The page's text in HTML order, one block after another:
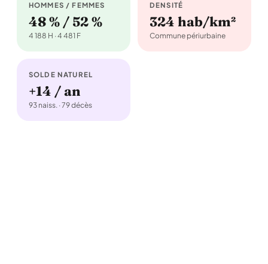
HOMMES / FEMMES
48 % / 52 %
4 188 H · 4 481 F
DENSITÉ
324 hab/km²
Commune périurbaine
SOLDE NATUREL
+14 / an
93 naiss. · 79 décès